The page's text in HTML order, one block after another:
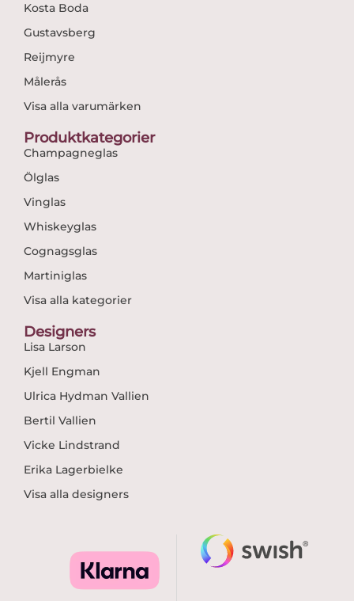
Kosta Boda
Gustavsberg
Reijmyre
Målerås
Visa alla varumärken
Produktkategorier
Champagneglas
Ölglas
Vinglas
Whiskeyglas
Cognagsglas
Martiniglas
Visa alla kategorier
Designers
Lisa Larson
Kjell Engman
Ulrica Hydman Vallien
Bertil Vallien
Vicke Lindstrand
Erika Lagerbielke
Visa alla designers